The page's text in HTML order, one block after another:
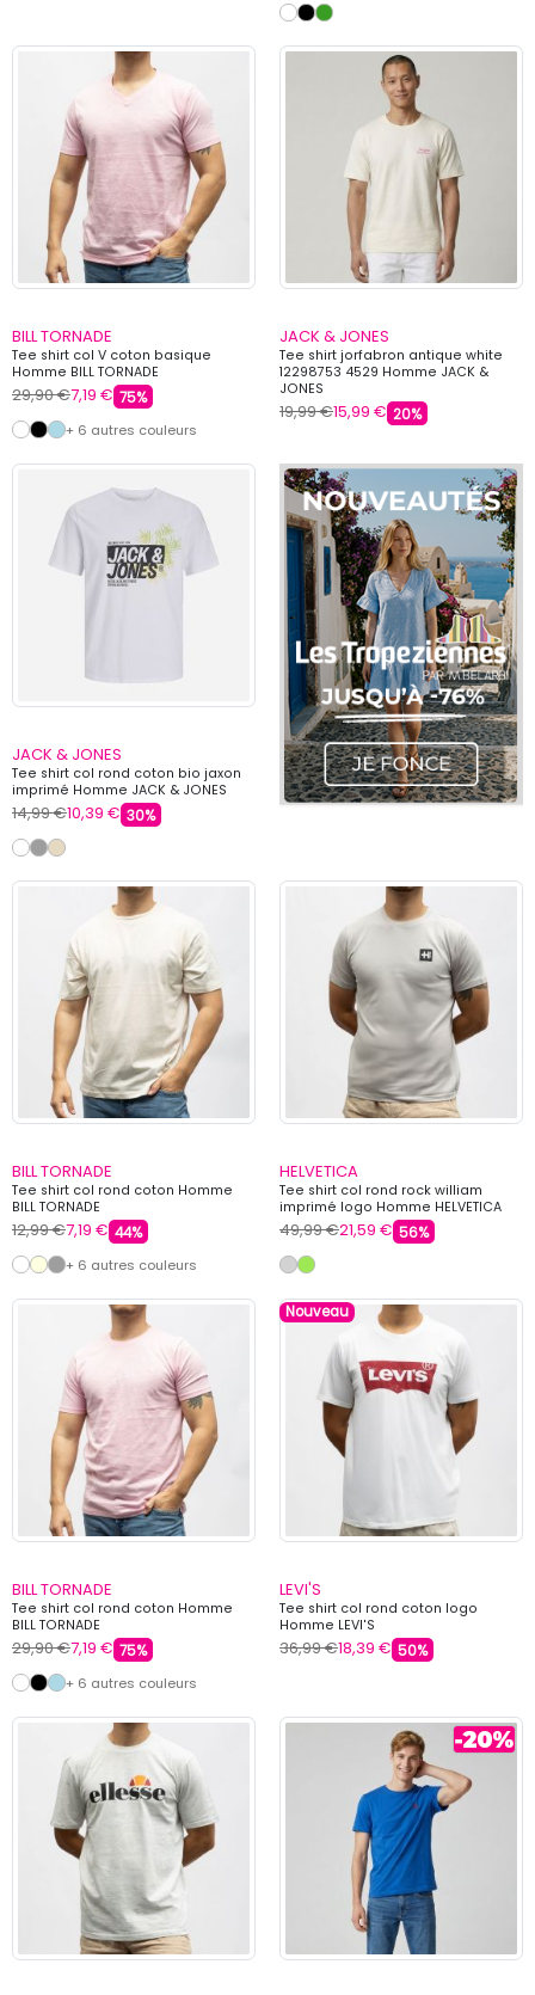
BILL TORNADE
Tee shirt col V coton basique
Homme BILL TORNADE
29,90 €7,19 € 75%
+ 6 autres couleurs
JACK & JONES
Tee shirt jorfabron antique white
12298753 4529 Homme JACK &
JONES
19,99 €15,99 € 20%
JACK & JONES
Tee shirt col rond coton bio jaxon
imprimé Homme JACK & JONES
14,99 €10,39 € 30%
BILL TORNADE
Tee shirt col rond coton Homme
BILL TORNADE
12,99 €7,19 € 44%
+ 6 autres couleurs
HELVETICA
Tee shirt col rond rock william
imprimé logo Homme HELVETICA
49,99 €21,59 € 56%
BILL TORNADE
Tee shirt col rond coton Homme
BILL TORNADE
29,90 €7,19 € 75%
+ 6 autres couleurs
Nouveau
LEVI'S
Tee shirt col rond coton logo
Homme LEVI'S
36,99 €18,39 € 50%